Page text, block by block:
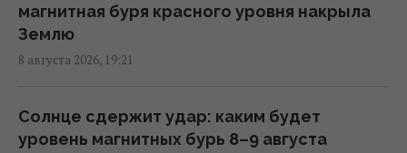
23:02 воскресенье, 09 августа 2026
Трамп был готов завершить войну против
соглашения, - WSJ
21:47 воскресенье, 09 августа 2026
магнитная буря красного уровня накрыла
Землю
8 августа 2026, 19:21
Солнце сдержит удар: каким будет
уровень магнитных бурь 8–9 августа